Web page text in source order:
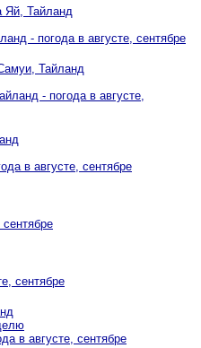
Яй, Тайланд
- погода в августе, сентябре
Тайланд
- погода в августе,
в августе, сентябре
сентябре
в августе, сентябре